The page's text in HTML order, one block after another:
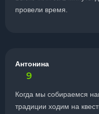
провели время.
Антонина
9
Когда мы собираемся
традиции ходим на